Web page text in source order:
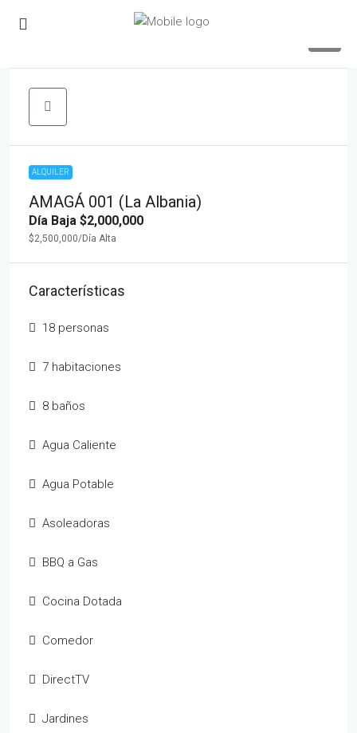
ALQUILER
AMAGÁ 001 (La Albania)
Día Baja $2,000,000
$2,500,000/Día Alta
Características
18 personas
7 habitaciones
8 baños
Agua Caliente
Agua Potable
Asoleadoras
BBQ a Gas
Cocina Dotada
Comedor
DirectTV
Jardines